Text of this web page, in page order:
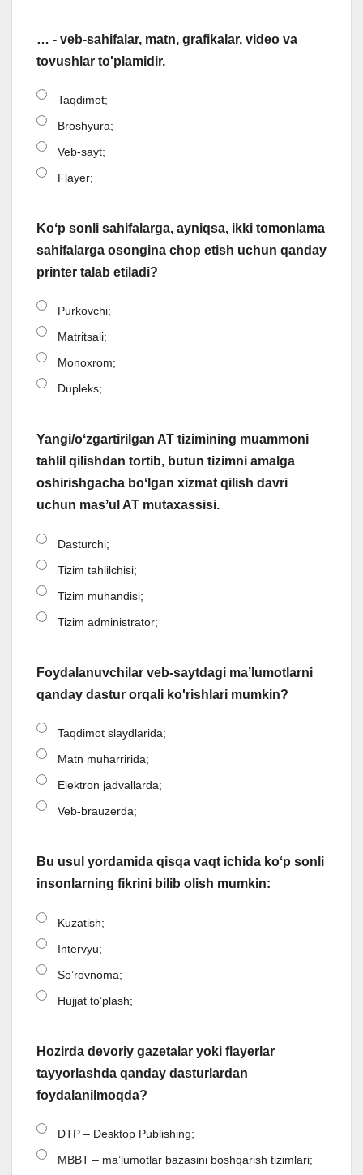
… - veb-sahifalar, matn, grafikalar, video va
tovushlar to'plamidir.
Taqdimot;
Broshyura;
Veb-sayt;
Flayer;
Koʻp sonli sahifalarga, ayniqsa, ikki tomonlama
sahifalarga osongina chop etish uchun qanday
printer talab etiladi?
Purkovchi;
Matritsali;
Monoxrom;
Dupleks;
Yangi/oʻzgartirilgan AT tizimining muammoni
tahlil qilishdan tortib, butun tizimni amalga
oshirishgacha boʻlgan xizmat qilish davri
uchun masʼul AT mutaxassisi.
Dasturchi;
Tizim tahlilchisi;
Tizim muhandisi;
Tizim administrator;
Foydalanuvchilar veb-saytdagi ma’lumotlarni
qanday dastur orqali ko'rishlari mumkin?
Taqdimot slaydlarida;
Matn muharririda;
Elektron jadvallarda;
Veb-brauzerda;
Bu usul yordamida qisqa vaqt ichida koʻp sonli
insonlarning fikrini bilib olish mumkin:
Kuzatish;
Intervyu;
So’rovnoma;
Hujjat to’plash;
Hozirda devoriy gazetalar yoki flayerlar
tayyorlashda qanday dasturlardan
foydalanilmoqda?
DTP – Desktop Publishing;
MBBT – ma’lumotlar bazasini boshqarish tizimlari;